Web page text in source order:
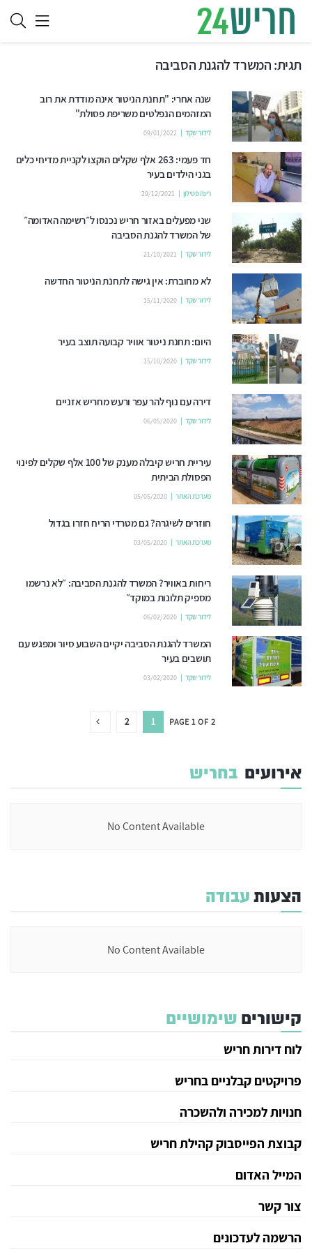
תגית:המשרד להגנת הסביבה
שנה אחרי: "תחנת הניטור אינה מודדת את רוב
המזהמים הנפלטים משריפת פסולת"
לידור שקד 09/01/2022
חד פעמי: 263 אלף שקלים הוקצו לקניית מדיחי כלים
בגני הילדים בעיר
רינה פטילון 29/12/2021
שני מפעלים באזור חריש נכנסו ל״רשימה האדומה״
של המשרד להגנת הסביבה
לידור שקד 21/10/2021
לא מחוברת: אין גישה לתחנת הניטור החדשה
לידור שקד 15/11/2020
היום: תחנת ניטור אוויר קבועה תוצב בעיר
לידור שקד 15/10/2020
דירה עם נוף להר עפר ורעש מחריש אזניים
לידור שקד 06/05/2020
עיריית חריש קיבלה מענק של 100 אלף שקלים לפינוי
הפסולת הביתית
מערכת האתר 05/05/2020
חוזרים לשיגרה? גם מטרדי הריח חזרו בגדול
מערכת האתר 03/05/2020
ריחות באוויר? המשרד להגנת הסביבה: ״לא נרשמו
מספיק תלונות במוקד״
לידור שקד 06/02/2020
המשרד להגנת הסביבה יקיים השבוע סיור ומפגש עם
תושבים בעיר
לידור שקד 03/02/2020
PAGE 1 OF 2
1
2
אירועים בחריש
No Content Available
הצעותעבודה
No Content Available
קישורים שימושיים
לוח דירות חריש
פרויקטים קבלניים בחריש
חנויות למכירה ולהשכרה
קבוצת הפייסבוק קהילת חריש
המייל האדום
צור קשר
הרשמה לעדכונים